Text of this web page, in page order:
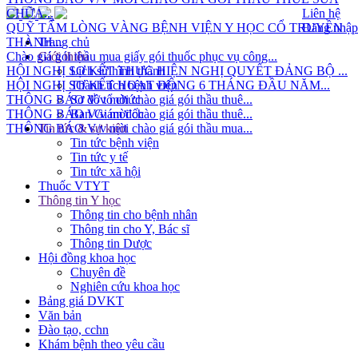
Liên hệ
Đăng nhập
Trang chủ
Giới thiệu
Lịch sử hình thành
Thành tích bệnh viện
Sơ đồ tổ chức
Ban Giám đốc
Tin tức & sự kiện
Tin tức bệnh viện
Tin tức y tế
Tin tức xã hội
Thuốc VTYT
Thông tin Y học
Thông tin cho bệnh nhân
Thông tin cho Y, Bác sĩ
Thông tin Dược
Hội đồng khoa học
Chuyên đề
Nghiên cứu khoa học
Bảng giá DVKT
Văn bản
Đào tạo, cchn
Khám bệnh theo yêu cầu
CHỮA...
QUỸ TẤM LÒNG VÀNG BỆNH VIỆN Y HỌC CỔ TRUYỀN
THÀNH...
Chào giá gói thầu mua giấy gói thuốc phục vụ công...
HỘI NGHỊ SƠ KẾT THỰC HIỆN NGHỊ QUYẾT ĐẢNG BỘ ...
HỘI NGHỊ SƠ KẾT HOẠT ĐỘNG 6 THÁNG ĐẦU NĂM...
THÔNG BÁO V/v mời chào giá gói thầu thuê...
THÔNG BÁO V/v mời chào giá gói thầu thuê...
THÔNG BÁO V/v mời chào giá gói thầu mua...